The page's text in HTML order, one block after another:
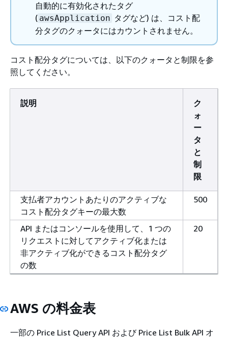
自動的に有効化されたタグ
( awsApplication タグなど) は、コスト配
分タグのクォータにはカウントされません。
コスト配分タグについては、以下のクォータと制限を参
照してください。
説明
ク
ォ
ー
タ
と
制
限
支払者アカウントあたりのアクティブな
コスト配分タグキーの最大数
500
API またはコンソールを使用して、1 つの
リクエストに対してアクティブ化または
非アクティブ化ができるコスト配分タグ
の数
20
AWS の料金表
一部の Price List Query API および Price List Bulk API オ